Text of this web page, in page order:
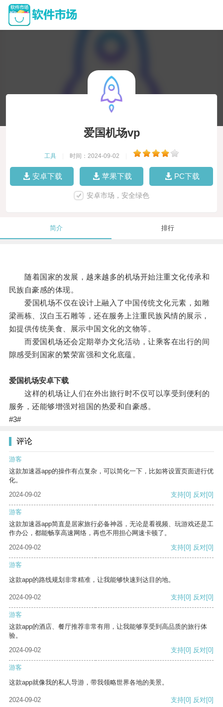
爱国机场vp
工具 时间：2024-09-02
安卓下载 苹果下载 PC下载
安卓市场，安全绿色
简介 排行
随着国家的发展，越来越多的机场开始注重文化传承和
民族自豪感的体现。
爱国机场不仅在设计上融入了中国传统文化元素，如雕
梁画栋、汉白玉石雕等，还在服务上注重民族风情的展示，
如提供传统美食、展示中国文化的文物等。
而爱国机场还会定期举办文化活动，让乘客在出行的间
隙感受到国家的繁荣富强和文化底蕴。
爱国机场安卓下载
这样的机场让人们在外出旅行时不仅可以享受到便利的
服务，还能够增强对祖国的热爱和自豪感。
#3#
评论
游客
这款加速器app的操作有点复杂，可以简化一下，比如将设置页面进行优
化。
2024-09-02
支持[0] 反对[0]
游客
这款加速器app简直是居家旅行必备神器，无论是看视频、玩游戏还是工
作办公，都能畅享高速网络，再也不用担心网速卡顿了。
2024-09-02
支持[0] 反对[0]
游客
这款app的路线规划非常精准，让我能够快速到达目的地。
2024-09-02 支持[0] 反对[0]
游客
这款app的酒店、餐厅推荐非常有用，让我能够享受到高品质的旅行体
验。
2024-09-02
支持[0] 反对[0]
游客
这款app就像我的私人导游，带我领略世界各地的美景。
2024-09-02 支持[0] 反对[0]